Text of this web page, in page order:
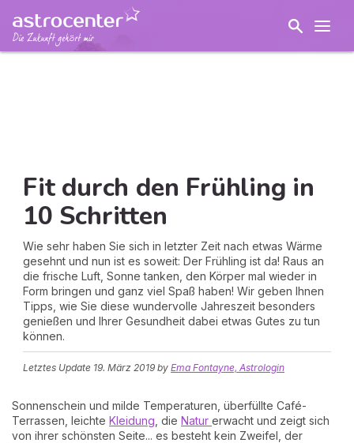
Fit durch den Frühling in
10 Schritten
Wie sehr haben Sie sich in letzter Zeit nach etwas Wärme
gesehnt und nun ist es soweit: Der Frühling ist da! Raus an
die frische Luft, Sonne tanken, den Körper mal wieder in
Form bringen und ganz viel Spaß haben! Wir geben Ihnen
Tipps, wie Sie diese wundervolle Jahreszeit besonders
genießen und Ihrer Gesundheit dabei etwas Gutes zu tun
können.
Letztes Update 19. März 2019 by Ema Fontayne, Astrologin
Sonnenschein und milde Temperaturen, überfüllte Café-
Terrassen, leichte Kleidung , die Natur erwacht und zeigt sich
von ihrer schönsten Seite... es besteht kein Zweifel, der